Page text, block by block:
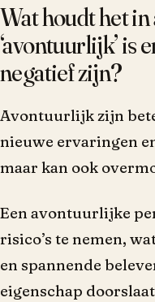
Wat houdt het
‘avontuurlijk’ is
negatief zijn?
Avontuurlijk zijn
nieuwe ervaringen
maar kan ook
Een avontuurlijke
risico’s te nemen,
en spannende
eigenschap